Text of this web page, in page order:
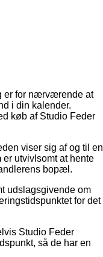
er for nærværende at
i din kalender.
køb af Studio Feder
viser sig af og til en
utvivlsomt at hente
bopæl.
udslagsgivende om
for det
Studio Feder
så de har en